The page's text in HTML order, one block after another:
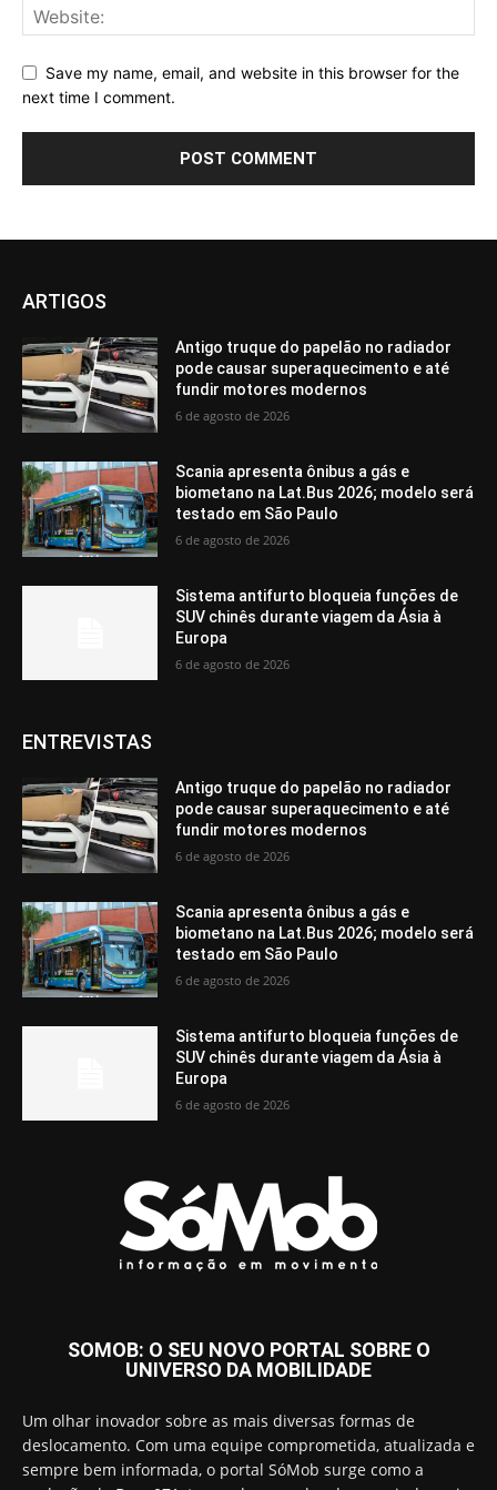
Save my name, email, and website in this browser for the
next time I comment.
ARTIGOS
Antigo truque do papelão no radiador
pode causar superaquecimento e até
fundir motores modernos
6 de agosto de 2026
Scania apresenta ônibus a gás e
biometano na Lat.Bus 2026; modelo será
testado em São Paulo
6 de agosto de 2026
Sistema antifurto bloqueia funções de
SUV chinês durante viagem da Ásia à
Europa
6 de agosto de 2026
ENTREVISTAS
Antigo truque do papelão no radiador
pode causar superaquecimento e até
fundir motores modernos
6 de agosto de 2026
Scania apresenta ônibus a gás e
biometano na Lat.Bus 2026; modelo será
testado em São Paulo
6 de agosto de 2026
Sistema antifurto bloqueia funções de
SUV chinês durante viagem da Ásia à
Europa
6 de agosto de 2026
SOMOB: O SEU NOVO PORTAL SOBRE O
UNIVERSO DA MOBILIDADE
Um olhar inovador sobre as mais diversas formas de
deslocamento. Com uma equipe comprometida, atualizada e
sempre bem informada, o portal SóMob surge como a